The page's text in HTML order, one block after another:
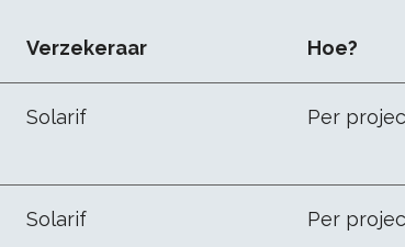
Verzekeraar Hoe?
Solarif Per
Solarif Per